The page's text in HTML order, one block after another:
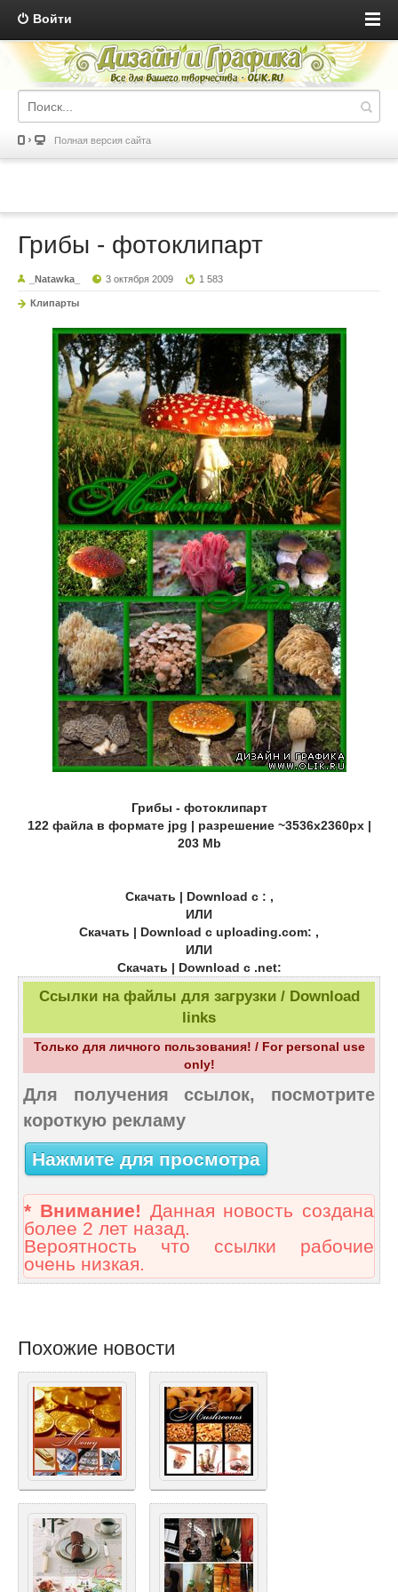
Войти
Полная версия сайта
Грибы - фотоклипарт
_Natawka_ 3 октября 2009 1 583
Клипарты
Грибы - фотоклипарт
122 файла в формате jpg | разрешение ~3536x2360px |
203 Mb
Скачать | Download с : ,
ИЛИ
Скачать | Download с uploading.com: ,
ИЛИ
Скачать | Download с .net:
Ссылки на файлы для загрузки / Download
links
Только для личного пользования! / For personal use
only!
Для получения ссылок, посмотрите
короткую рекламу
Нажмите для просмотра
* Внимание! Данная новость создана
более 2 лет назад.
Вероятность что ссылки рабочие
очень низкая.
Похожие новости